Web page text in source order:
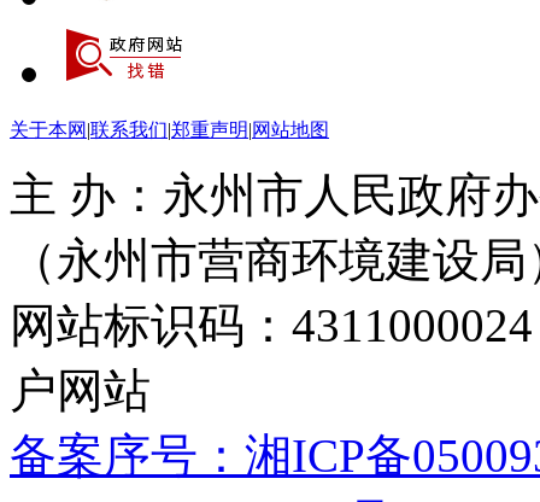
关于本网 |联系我们|郑重声明|网站地图
主 办：永州市人民政府
（永州市营商环境建设局
网站标识码：
户网站
备案序号：湘ICP备